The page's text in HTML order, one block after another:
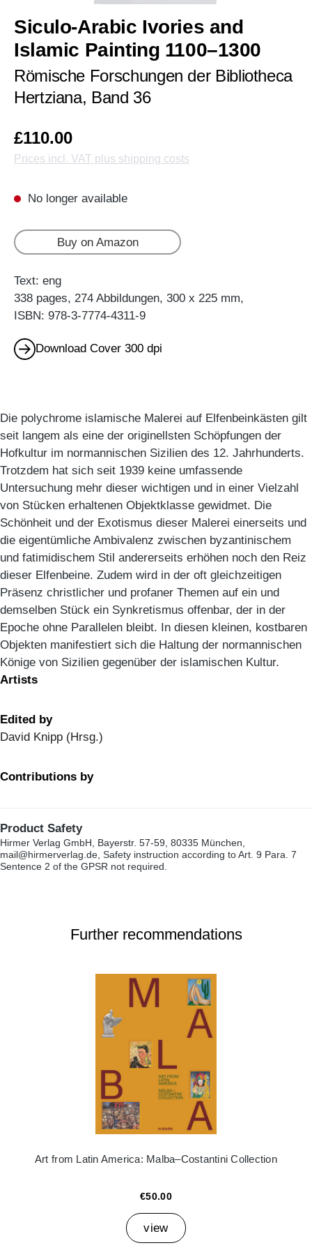
Siculo-Arabic Ivories and
Islamic Painting 1100–1300
Römische Forschungen der Bibliotheca
Hertziana, Band 36
£110.00
Prices incl. VAT plus shipping costs
No longer available
Buy on Amazon
Text: eng
338 pages, 274 Abbildungen, 300 x 225 mm,
ISBN: 978-3-7774-4311-9
Download Cover 300 dpi
Die polychrome islamische Malerei auf Elfenbeinkästen gilt
seit langem als eine der originellsten Schöpfungen der
Hofkultur im normannischen Sizilien des 12. Jahrhunderts.
Trotzdem hat sich seit 1939 keine umfassende
Untersuchung mehr dieser wichtigen und in einer Vielzahl
von Stücken erhaltenen Objektklasse gewidmet. Die
Schönheit und der Exotismus dieser Malerei einerseits und
die eigentümliche Ambivalenz zwischen byzantinischem
und fatimidischem Stil andererseits erhöhen noch den Reiz
dieser Elfenbeine. Zudem wird in der oft gleichzeitigen
Präsenz christlicher und profaner Themen auf ein und
demselben Stück ein Synkretismus offenbar, der in der
Epoche ohne Parallelen bleibt. In diesen kleinen, kostbaren
Objekten manifestiert sich die Haltung der normannischen
Könige von Sizilien gegenüber der islamischen Kultur.
Artists
Edited by
David Knipp (Hrsg.)
Contributions by
Product Safety
Hirmer Verlag GmbH, Bayerstr. 57-59, 80335 München,
mail@hirmerverlag.de, Safety instruction according to Art. 9 Para. 7
Sentence 2 of the GPSR not required.
Further recommendations
Art from Latin America: Malba–Costantini Collection
€50.00
view